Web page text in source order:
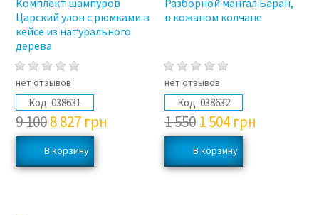
Царский улов с рюмками в
кейсе из натурального
дерева
нет отзывов
Код: 038631
9 1008 827 грн
в кожаном колчане
нет отзывов
Код: 038632
1 5501 504 грн